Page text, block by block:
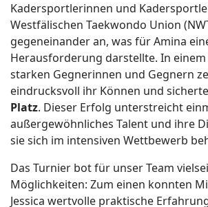
Kadersportlerinnen und
Westfälischen Taekwondo Union
gegeneinander an, was für Amina
Herausforderung darstellte. In
starken Gegnerinnen und Gegnern
eindrucksvoll ihr Können und
Platz. Dieser Erfolg unterstreicht
außergewöhnliches Talent und ihre
sie sich im intensiven Wettbewerb
Das Turnier bot für unser Team
Möglichkeiten: Zum einen konnten
Jessica wertvolle praktische